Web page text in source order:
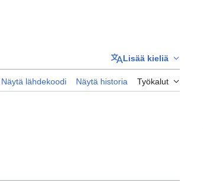
Lisää kieliä
Näytä lähdekoodi Näytä historia Työkalut